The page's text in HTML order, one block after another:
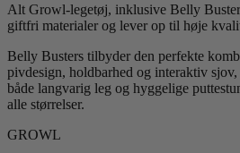
Alt Growl-legetøj, inklusive Belly
giftfri materialer og lever op til høje
Belly Busters tilbyder den perfekte
pivdesign, holdbarhed og interaktiv
både langvarig leg og hyggelige
alle størrelser.
GROWL